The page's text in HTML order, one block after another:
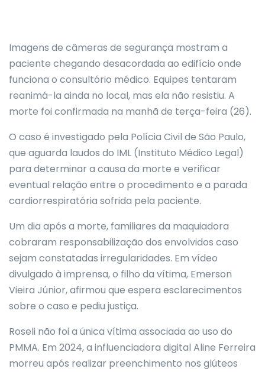
Imagens de câmeras de segurança mostram a
paciente chegando desacordada ao edifício onde
funciona o consultório médico. Equipes tentaram
reanimá-la ainda no local, mas ela não resistiu. A
morte foi confirmada na manhã de terça-feira (26).
O caso é investigado pela Polícia Civil de São Paulo,
que aguarda laudos do IML (Instituto Médico Legal)
para determinar a causa da morte e verificar
eventual relação entre o procedimento e a parada
cardiorrespiratória sofrida pela paciente.
Um dia após a morte, familiares da maquiadora
cobraram responsabilização dos envolvidos caso
sejam constatadas irregularidades. Em vídeo
divulgado à imprensa, o filho da vítima, Emerson
Vieira Júnior, afirmou que espera esclarecimentos
sobre o caso e pediu justiça.
Roseli não foi a única vítima associada ao uso do
PMMA. Em 2024, a influenciadora digital Aline Ferreira
morreu após realizar preenchimento nos glúteos